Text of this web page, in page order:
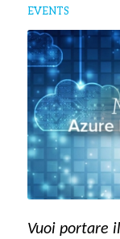
EVENTS
Vuoi portare